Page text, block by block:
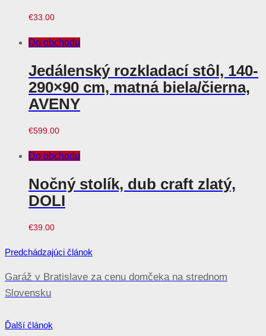
€33.00
Do obchodu
Jedálenský rozkladací stôl, 140-
290×90 cm, matná biela/čierna,
AVENY
€599.00
Do obchodu
Nočný stolík, dub craft zlatý,
DOLI
€39.00
Navigácia
v
článku
Predchádzajúci článok
Garáž v Bratislave za cenu domčeka na strednom
Slovensku
Ďalší článok